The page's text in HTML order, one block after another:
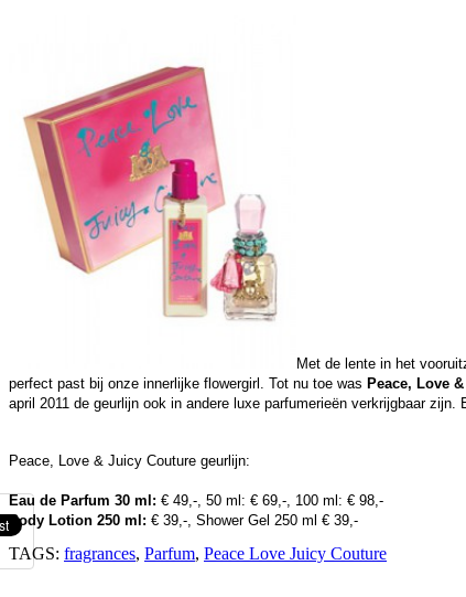
Met de lente in het
perfect past bij onze innerlijke flowergirl. Tot nu toe was Peace, Love
april 2011 de geurlijn ook in andere luxe parfumerieën verkrijgbaar
Peace, Love & Juicy Couture geurlijn:
Eau de Parfum 30 ml: € 49,-, 50 ml: € 69,-, 100 ml: € 98,-
Body Lotion 250 ml: € 39,-, Shower Gel 250 ml € 39,-
TAGS: fragrances, Parfum, Peace Love Juicy Couture